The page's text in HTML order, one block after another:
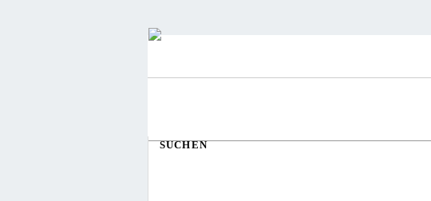
SUCHEN